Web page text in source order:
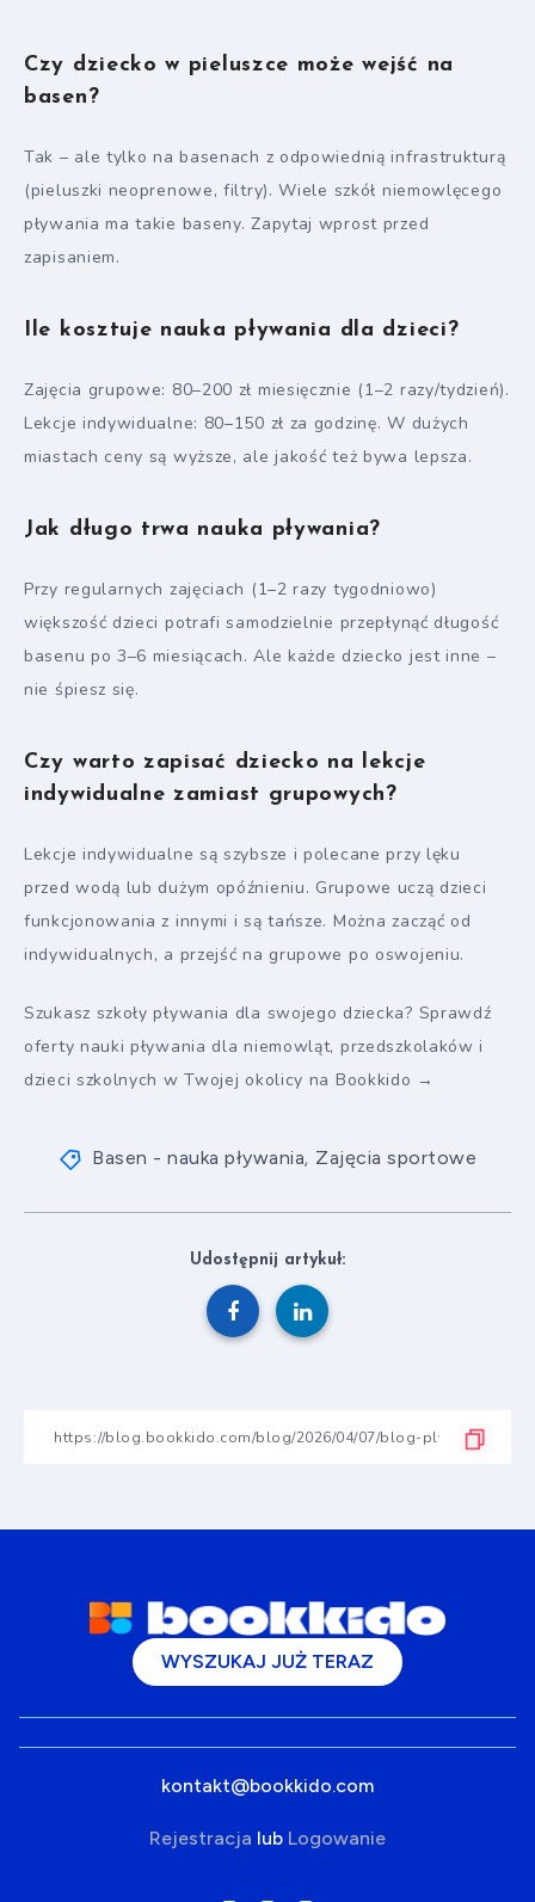
Czy dziecko w pieluszce może wejść na
basen?
Tak – ale tylko na basenach z odpowiednią infrastrukturą
(pieluszki neoprenowe, filtry). Wiele szkół niemowlęcego
pływania ma takie baseny. Zapytaj wprost przed
zapisaniem.
Ile kosztuje nauka pływania dla dzieci?
Zajęcia grupowe: 80–200 zł miesięcznie (1–2 razy/tydzień).
Lekcje indywidualne: 80–150 zł za godzinę. W dużych
miastach ceny są wyższe, ale jakość też bywa lepsza.
Jak długo trwa nauka pływania?
Przy regularnych zajęciach (1–2 razy tygodniowo)
większość dzieci potrafi samodzielnie przepłynąć długość
basenu po 3–6 miesiącach. Ale każde dziecko jest inne –
nie śpiesz się.
Czy warto zapisać dziecko na lekcje
indywidualne zamiast grupowych?
Lekcje indywidualne są szybsze i polecane przy lęku
przed wodą lub dużym opóźnieniu. Grupowe uczą dzieci
funkcjonowania z innymi i są tańsze. Można zacząć od
indywidualnych, a przejść na grupowe po oswojeniu.
Szukasz szkoły pływania dla swojego dziecka? Sprawdź
oferty nauki pływania dla niemowląt, przedszkolaków i
dzieci szkolnych w Twojej okolicy na Bookkido →
Basen - nauka pływania, Zajęcia sportowe
Udostępnij artykuł:
WYSZUKAJ JUŻ TERAZ
kontakt@bookkido.com
Rejestracja lub Logowanie